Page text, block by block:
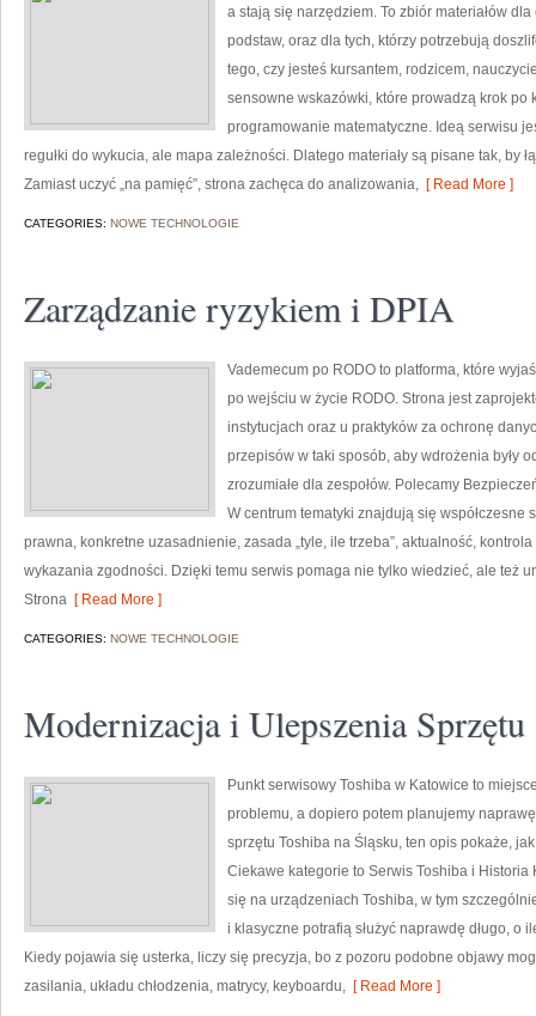
a stają się narzędziem. To zbiór materiałów
podstaw, oraz dla tych, którzy potrzebują
tego, czy jesteś kursantem, rodzicem,
sensowne wskazówki, które prowadzą krok po
programowanie matematyczne. Ideą serwisu
regułki do wykucia, ale mapa zależności. Dlatego materiały są pisane tak, by
Zamiast uczyć „na pamięć”, strona zachęca do analizowania, [ Read More ]
CATEGORIES: NOWE TECHNOLOGIE
Zarządzanie ryzykiem i DPIA
Vademecum po RODO to platforma, które
po wejściu w życie RODO. Strona jest
instytucjach oraz u praktyków za ochronę
przepisów w taki sposób, aby wdrożenia były
zrozumiałe dla zespołów. Polecamy
W centrum tematyki znajdują się
prawna, konkretne uzasadnienie, zasada „tyle, ile trzeba”, aktualność,
wykazania zgodności. Dzięki temu serwis pomaga nie tylko wiedzieć, ale też
Strona [ Read More ]
CATEGORIES: NOWE TECHNOLOGIE
Modernizacja i Ulepszenia Sprzętu
Punkt serwisowy Toshiba w Katowice to
problemu, a dopiero potem planujemy
sprzętu Toshiba na Śląsku, ten opis pokaże,
Ciekawe kategorie to Serwis Toshiba i Historia
się na urządzeniach Toshiba, w tym
i klasyczne potrafią służyć naprawdę długo, o
Kiedy pojawia się usterka, liczy się precyzja, bo z pozoru podobne objawy
zasilania, układu chłodzenia, matrycy, keyboardu, [ Read More ]